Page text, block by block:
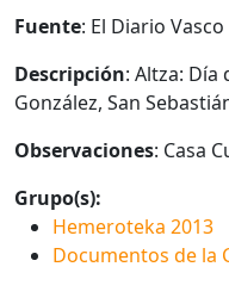
Fuente: El Diario Vasco
Descripción: Altza: Día
González, San
Observaciones: Casa
Grupo(s):
Hemeroteka 2013
Documentos de la